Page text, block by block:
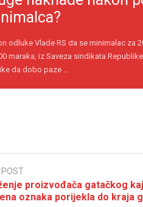
odluke Vlade RS da se minimalac za
maraka, iz Saveza sindikata
da dobo paze ...
POST
proizvođača gatačkog
oznaka porijekla do kraja